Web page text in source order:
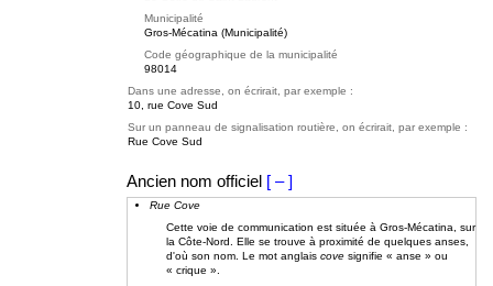
Municipalité
Gros-Mécatina (Municipalité)
Code géographique de la municipalité
98014
Dans une adresse, on écrirait, par exemple :
10, rue Cove Sud
Sur un panneau de signalisation routière, on écrirait, par exemple :
Rue Cove Sud
Ancien nom officiel [ – ]
Rue Cove
Cette voie de communication est située à Gros-Mécatina, sur
la Côte-Nord. Elle se trouve à proximité de quelques anses,
d'où son nom. Le mot anglais cove signifie « anse » ou
« crique ».